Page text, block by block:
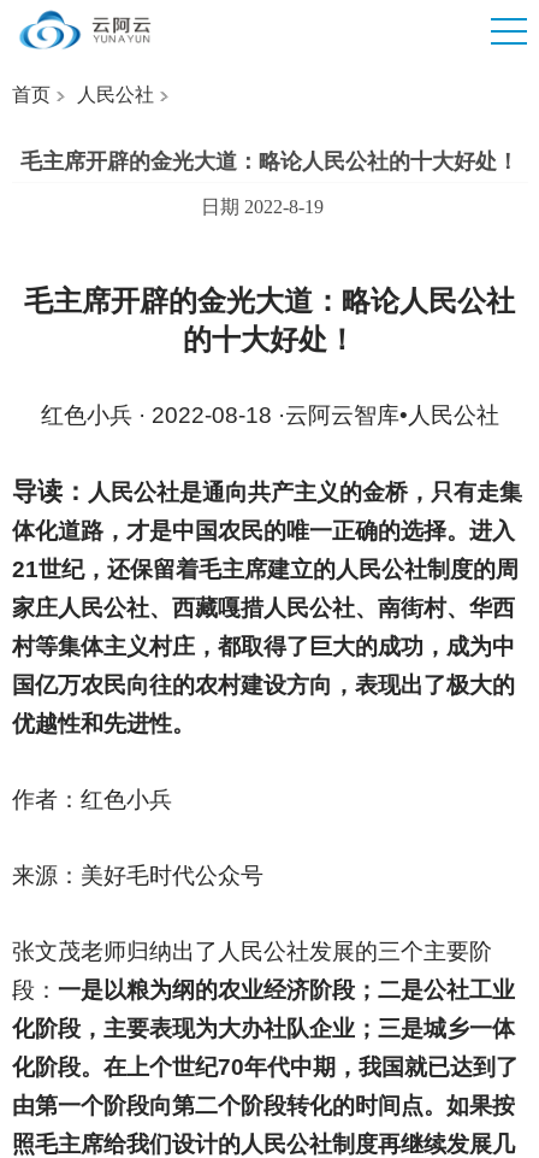
首页 人民公社
毛主席开辟的金光大道：略论人民公社的十大好处！
日期 2022-8-19
毛主席开辟的金光大道：略论人民公社
的十大好处！
红色小兵 · 2022-08-18 ·云阿云智库•人民公社
导读： 人民公社是通向共产主义的金桥，只有走集
体化道路，才是中国农民的唯一正确的选择。进入
21世纪，还保留着毛主席建立的人民公社制度的周
家庄人民公社、西藏嘎措人民公社、南街村、华西
村等集体主义村庄，都取得了巨大的成功，成为中
国亿万农民向往的农村建设方向，表现出了极大的
优越性和先进性。
作者：红色小兵
来源：美好毛时代公众号
张文茂老师归纳出了人民公社发展的三个主要阶
段： 一是以粮为纲的农业经济阶段；二是公社工业
化阶段，主要表现为大办社队企业；三是城乡一体
化阶段。在上个世纪70年代中期，我国就已达到了
由第一个阶段向第二个阶段转化的时间点。如果按
照毛主席给我们设计的人民公社制度再继续发展几